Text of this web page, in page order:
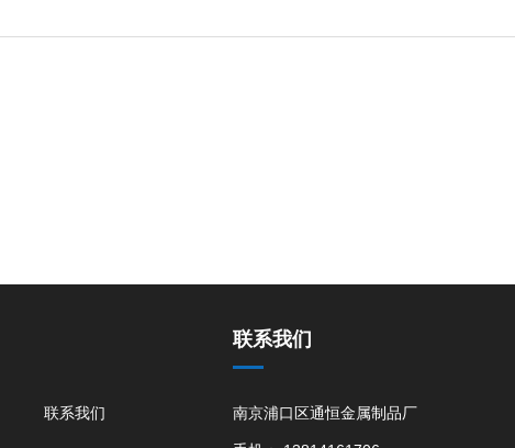
联系我们
联系我们
南京浦口区通恒金属制品厂